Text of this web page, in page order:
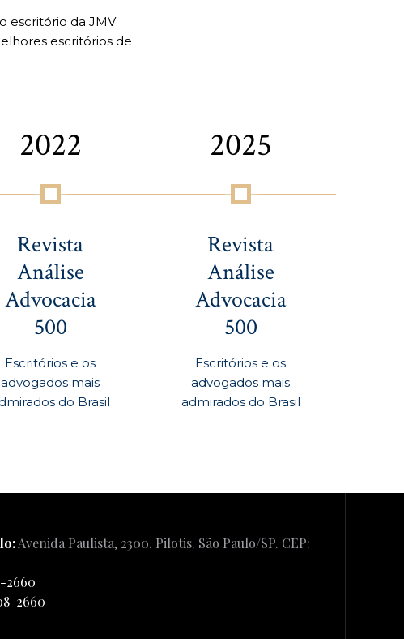
escritório da JMV
escritórios de
2022
Revista
Análise
Advocacia
500
Escritórios e os
advogados mais
do Brasil
2025
Revista
Análise
Advocacia
500
Escritórios e os
advogados mais
admirados do Brasil
Avenida Paulista, 2300. Pilotis. São Paulo/SP. CEP:
2660
2660